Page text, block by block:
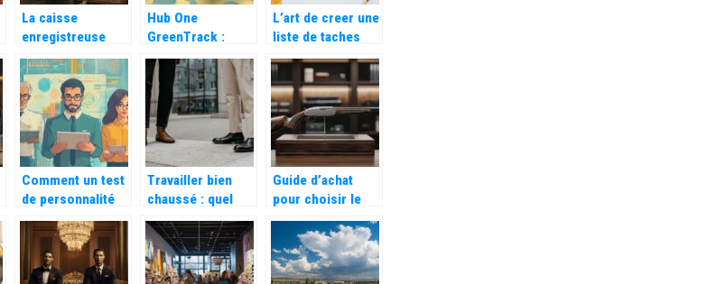
La caisse
enregistreuse
eco-responsable
: une innovation
pour un
commerce
durable
Hub One
GreenTrack :
comment
technologie et
tracabilite
collaborent pour
optimiser la
gestion de la
vaisselle
reutilisable ?
L’art de creer une
liste de taches
efficace pour
optimiser son
temps
Comment un test
de personnalité
en ligne peut
révéler vos
talents cachés
Travailler bien
chaussé : quel
type de
chaussures
choisir en
fonction de son
Guide d’achat
pour choisir le
fusil à pompe
idéal